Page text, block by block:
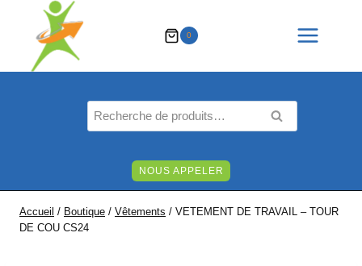
contenu
0
Recherche
pour :
RECHERCHE
NOUS APPELER
Accueil / Boutique / Vêtements / VETEMENT DE TRAVAIL – TOUR
DE COU CS24